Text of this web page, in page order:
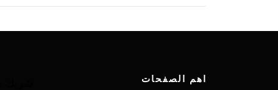
اهم الصفحات